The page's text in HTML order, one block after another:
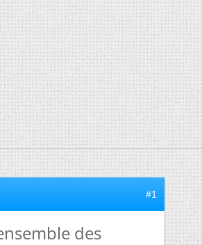
#1
des